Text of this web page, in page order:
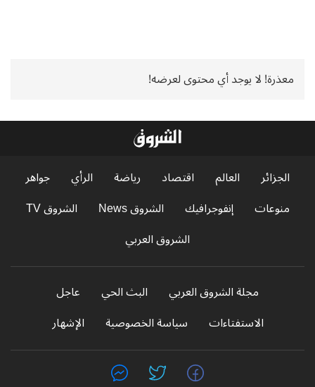
معذرة! لا يوجد أي محتوى لعرضه!
الجزائر العالم اقتصاد رياضة الرأي
جواهر
منوعات
إنفوجرافيك الشروق News
الشروق TV
الشروق العربي
مجلة الشروق العربي البث الحي
عاجل
الاستفتاءات
سياسة الخصوصية الإشهار